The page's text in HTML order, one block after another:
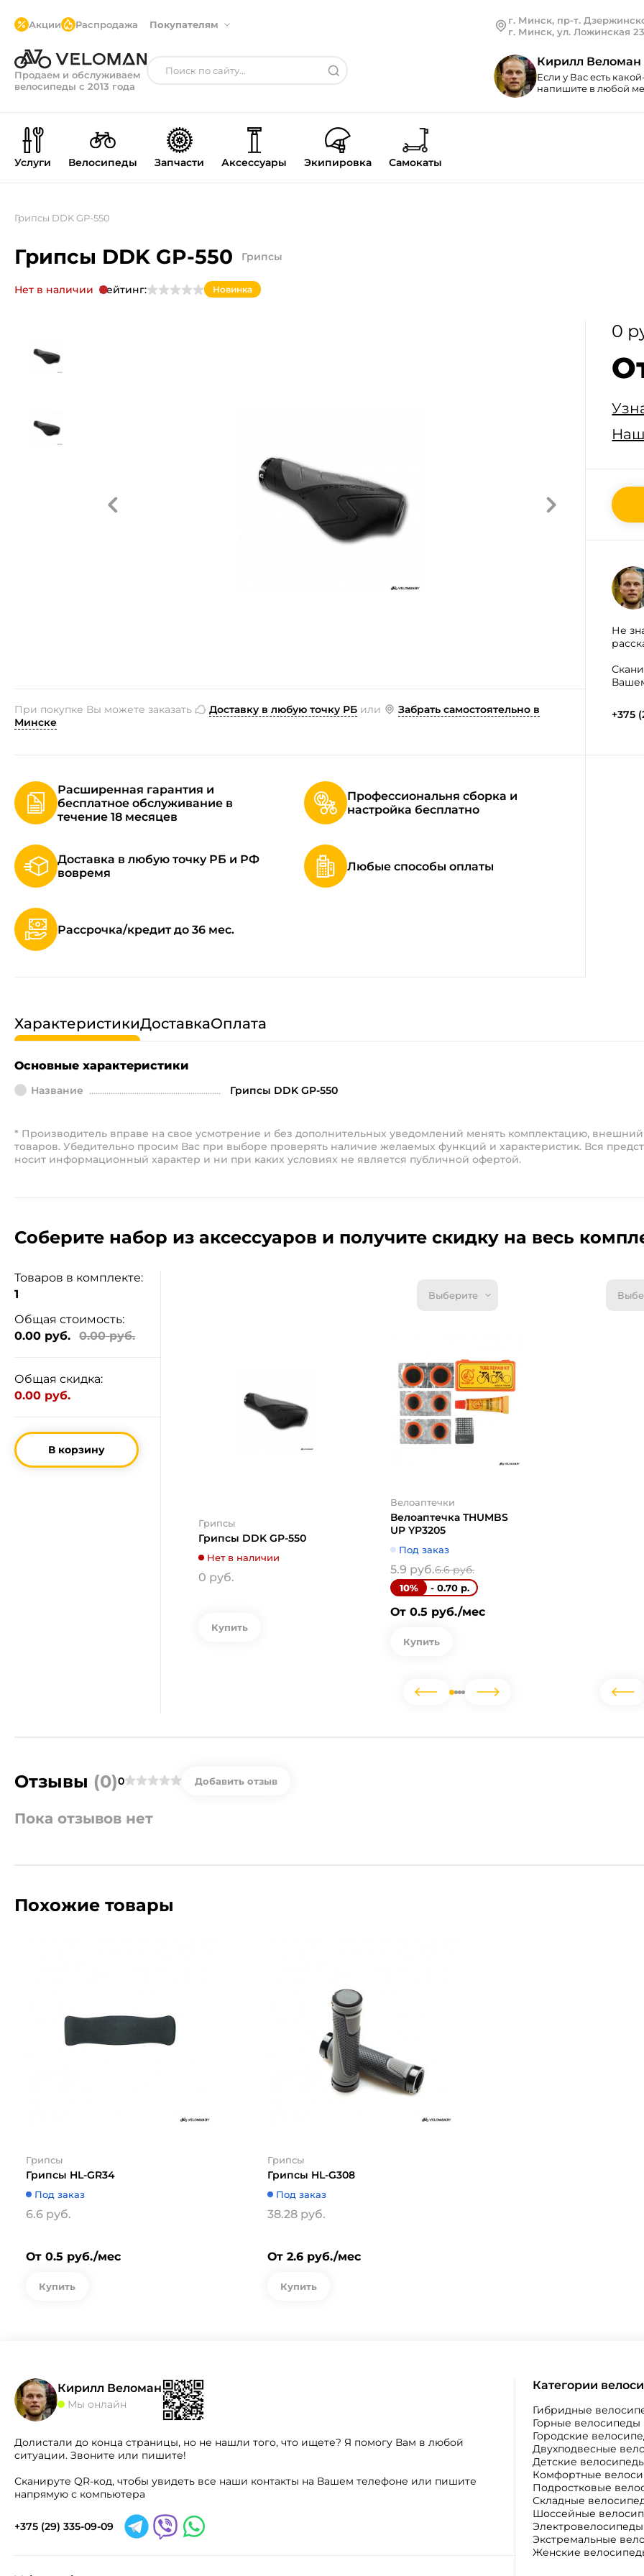
Акции Распродажа Покупателям
Продаем и обслуживаем
велосипеды с 2013 года
г. Минск, пр-т.
г. Минск, ул. Ложинская 23
Кирилл Веломан
Если у Вас есть
напишите в любой
Услуги Велосипеды Запчасти Аксессуары Экипировка Самокаты
Грипсы DDK GP-550
Грипсы DDK GP-550 Грипсы
Нет в наличии Рейтинг: Новинка
При покупке Вы можете заказать Доставку в любую точку РБ или
Забрать самостоятельно в
Минске
0
Не
+375
Расширенная гарантия и
бесплатное обслуживание в
течение 18 месяцев
Профессиональня сборка и
настройка бесплатно
Доставка в любую точку РБ и РФ
вовремя
Любые способы оплаты
Рассрочка/кредит до 36 мес.
ХарактеристикиДоставкаОплата
Основные характеристики
Название Грипсы DDK GP-550
* Производитель вправе на свое усмотрение и без дополнительных уведомлений менять комплектацию,
товаров. Убедительно просим Вас при выборе проверять наличие желаемых функций и характеристик. Вся
носит информационный характер и ни при каких условиях не является публичной офертой.
Соберите набор из аксессуаров и получите скидку на весь
Товаров в комплекте:
1
Общая стоимость:
0.00 руб.
0.00 руб.
Общая скидка:
0.00 руб.
В корзину
Грипсы
Грипсы DDK GP-550
Нет в наличии
0 руб.
Купить
Выберите
Велоаптечки
Велоаптечка THUMBS
UP YP3205
Под заказ
5.9 руб.6.6 руб.
10% - 0.70 р.
От 0.5 руб./мес
Купить
Отзывы (0)0 Добавить отзыв
Пока отзывов нет
Похожие товары
Грипсы
Грипсы HL-GR34
Под заказ
6.6 руб.
От 0.5 руб./мес
Купить
Грипсы
Грипсы HL-G308
Под заказ
38.28 руб.
От 2.6 руб./мес
Купить
Кирилл Веломан
Мы онлайн
Долистали до конца страницы, но не нашли того, что ищете? Я помогу Вам в любой
ситуации. Звоните или пишите!
Сканируте QR-код, чтобы увидеть все наши контакты на Вашем телефоне или пишите
напрямую с компьютера
+375 (29) 335-09-09
Категории
Гибридные
Горные велосипеды
Городские
Двухподвесные
Детские
Комфортные
Подростковые
Складные
Шоссейные
Электровелосипеды
Экстремальные
Женские